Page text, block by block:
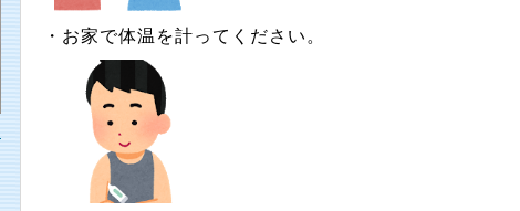
・お家で体温を計ってください。